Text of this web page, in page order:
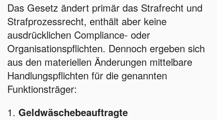
Das Gesetz ändert primär das Strafrecht und
Strafprozessrecht, enthält aber keine
ausdrücklichen Compliance- oder
Organisationspflichten. Dennoch ergeben sich
aus den materiellen Änderungen mittelbare
Handlungspflichten für die genannten
Funktionsträger:
1. Geldwäschebeauftragte